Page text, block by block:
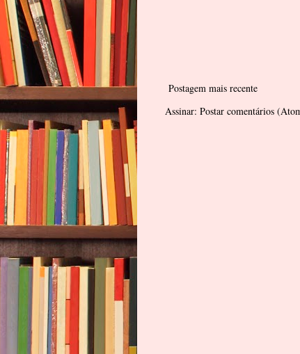
Postagem mais recente
Assinar: Postar comentários